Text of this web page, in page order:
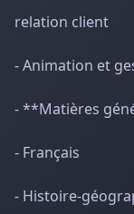
relation client
- Animation et
- **Matières
- Français
- Histoire-